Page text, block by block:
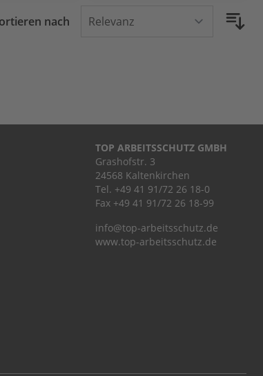
nach
TOP ARBEITSSCHUTZ GMBH
Grashofstr. 3
24568 Kaltenkirchen
Tel. +49 41 91/72 26 18-0
Fax +49 41 91/72 26 18-99
info@top-arbeitsschutz.de
www.top-arbeitsschutz.de